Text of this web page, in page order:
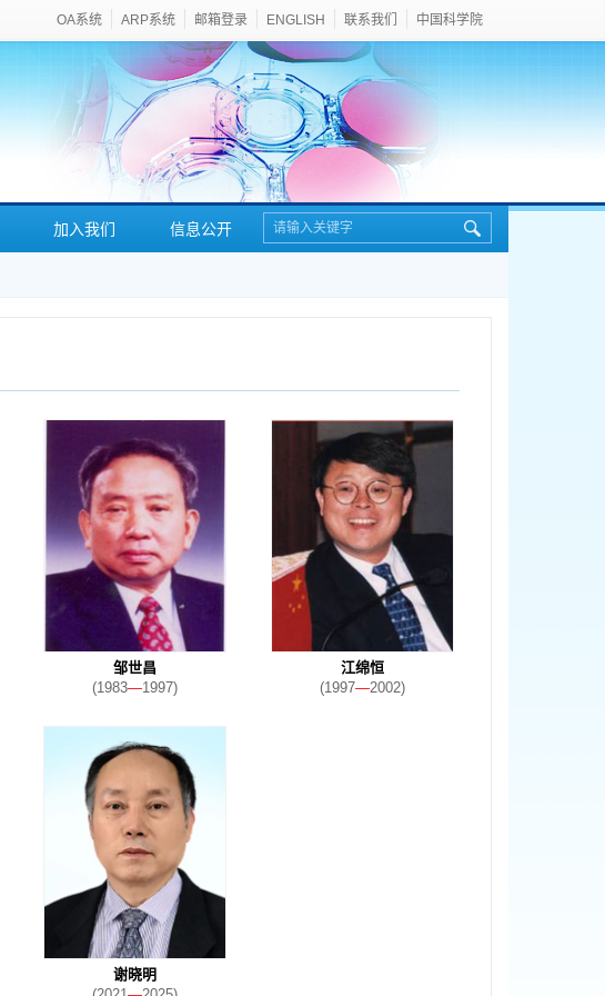
OA系统 ARP系统 邮箱登录 ENGLISH 联系我们 中国科学院
加入我们 信息公开
邹世昌
(1983—1997)
江绵恒
(1997—2002)
谢晓明